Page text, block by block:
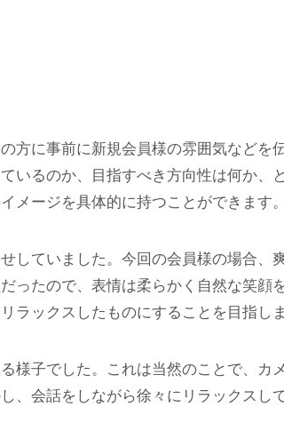
方に事前に新規会員様の雰囲気などを
いるのか、目指すべき方向性は何か、
メージを具体的に持つことができます。
していました。今回の会員様の場合、
ったので、表情は柔らかく自然な笑顔
ラックスしたものにすることを目指しま
様子でした。これは当然のことで、カ
、会話をしながら徐々にリラックスし